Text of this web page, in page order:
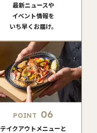
最新ニュースや
イベント情報を
いち早くお届け。
POINT 06
テイクアウトメニューと